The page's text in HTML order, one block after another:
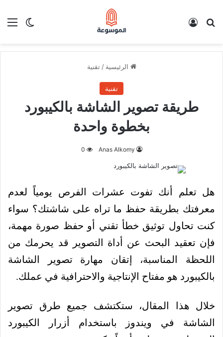
الوضع بحث عن
الرئيسية / تقنية
تقنية
طريقة تصوير الشاشة بالكيبورد
بخطوة واحدة
Anas Alkomy
0
هل تعلم أنك تفوت عشرات الفرص يومياً لعدم
معرفتك بطريقة حفظ ما تراه على شاشتك؟ سواء
كنت تحاول توثيق خطأ تقني أو حفظ صورة مهمة،
فإن تعقيد البحث عن أداة التصوير قد يحرمك من
اللحظة المناسبة، إتقان مهارة تصوير الشاشة
بالكيبورد هو مفتاح الإنتاجية والاحترافية في عملك.
خلال هذا المقال، ستكتشف جميع طرق تصوير
الشاشة في ويندوز باستخدام أزرار الكيبورد